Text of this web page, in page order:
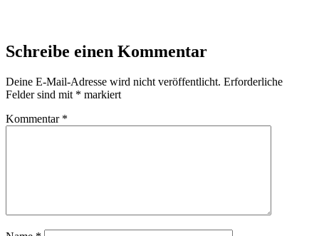
Schreibe einen Kommentar
Deine E-Mail-Adresse wird nicht veröffentlicht. Erforderliche
Felder sind mit * markiert
Kommentar *